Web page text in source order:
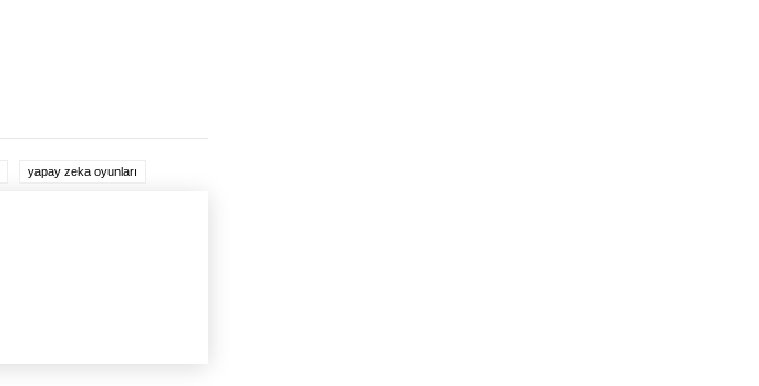
yapay zeka oyunları